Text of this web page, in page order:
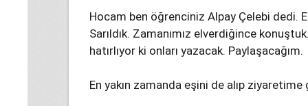
Hocam ben öğrenciniz Alpay Çelebi dedi.
Sarıldık. Zamanımız elverdiğince
hatırlıyor ki onları yazacak. Paylaşacağım.
En yakın zamanda eşini de alıp ziyaretime